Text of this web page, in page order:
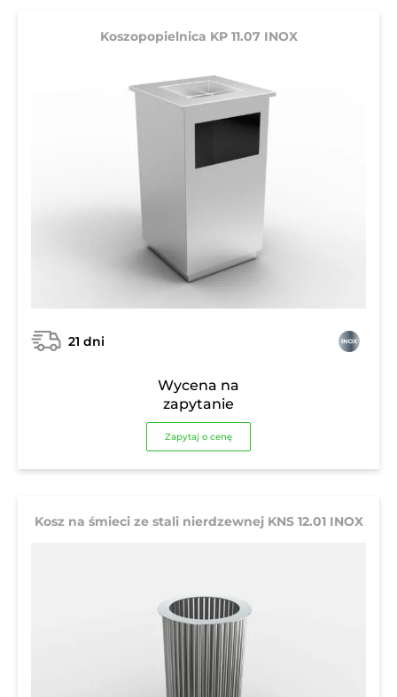
Koszopopielnica KP 11.07 INOX
21 dni
Wycena na
zapytanie
Zapytaj o cenę
Kosz na śmieci ze stali nierdzewnej KNS 12.01 INOX